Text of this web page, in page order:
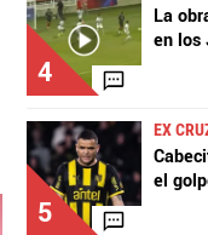
4
La
en los
5
EX
el